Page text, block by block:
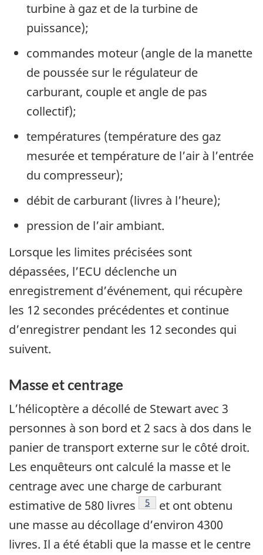
turbine à gaz et de la turbine de
puissance);
commandes moteur (angle de la manette
de poussée sur le régulateur de
carburant, couple et angle de pas
collectif);
températures (température des gaz
mesurée et température de l’air à l’entrée
du compresseur);
débit de carburant (livres à l’heure);
pression de l’air ambiant.
Lorsque les limites précisées sont
dépassées, l’ECU déclenche un
enregistrement d’événement, qui récupère
les 12 secondes précédentes et continue
d’enregistrer pendant les 12 secondes qui
suivent.
Masse et centrage
L’hélicoptère a décollé de Stewart avec 3
personnes à son bord et 2 sacs à dos dans le
panier de transport externe sur le côté droit.
Les enquêteurs ont calculé la masse et le
centrage avec une charge de carburant
estimative de 580 livres
Note de bas de page
5
et ont obtenu
une masse au décollage d’environ 4300
livres. Il a été établi que la masse et le centre